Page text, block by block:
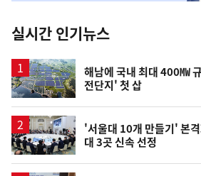
뉴
스
실시간 인기뉴스
해남에 국내 최대 400㎿
전단지' 첫 삽
'서울대 10개 만들기' 본
대 3곳 신속 선정